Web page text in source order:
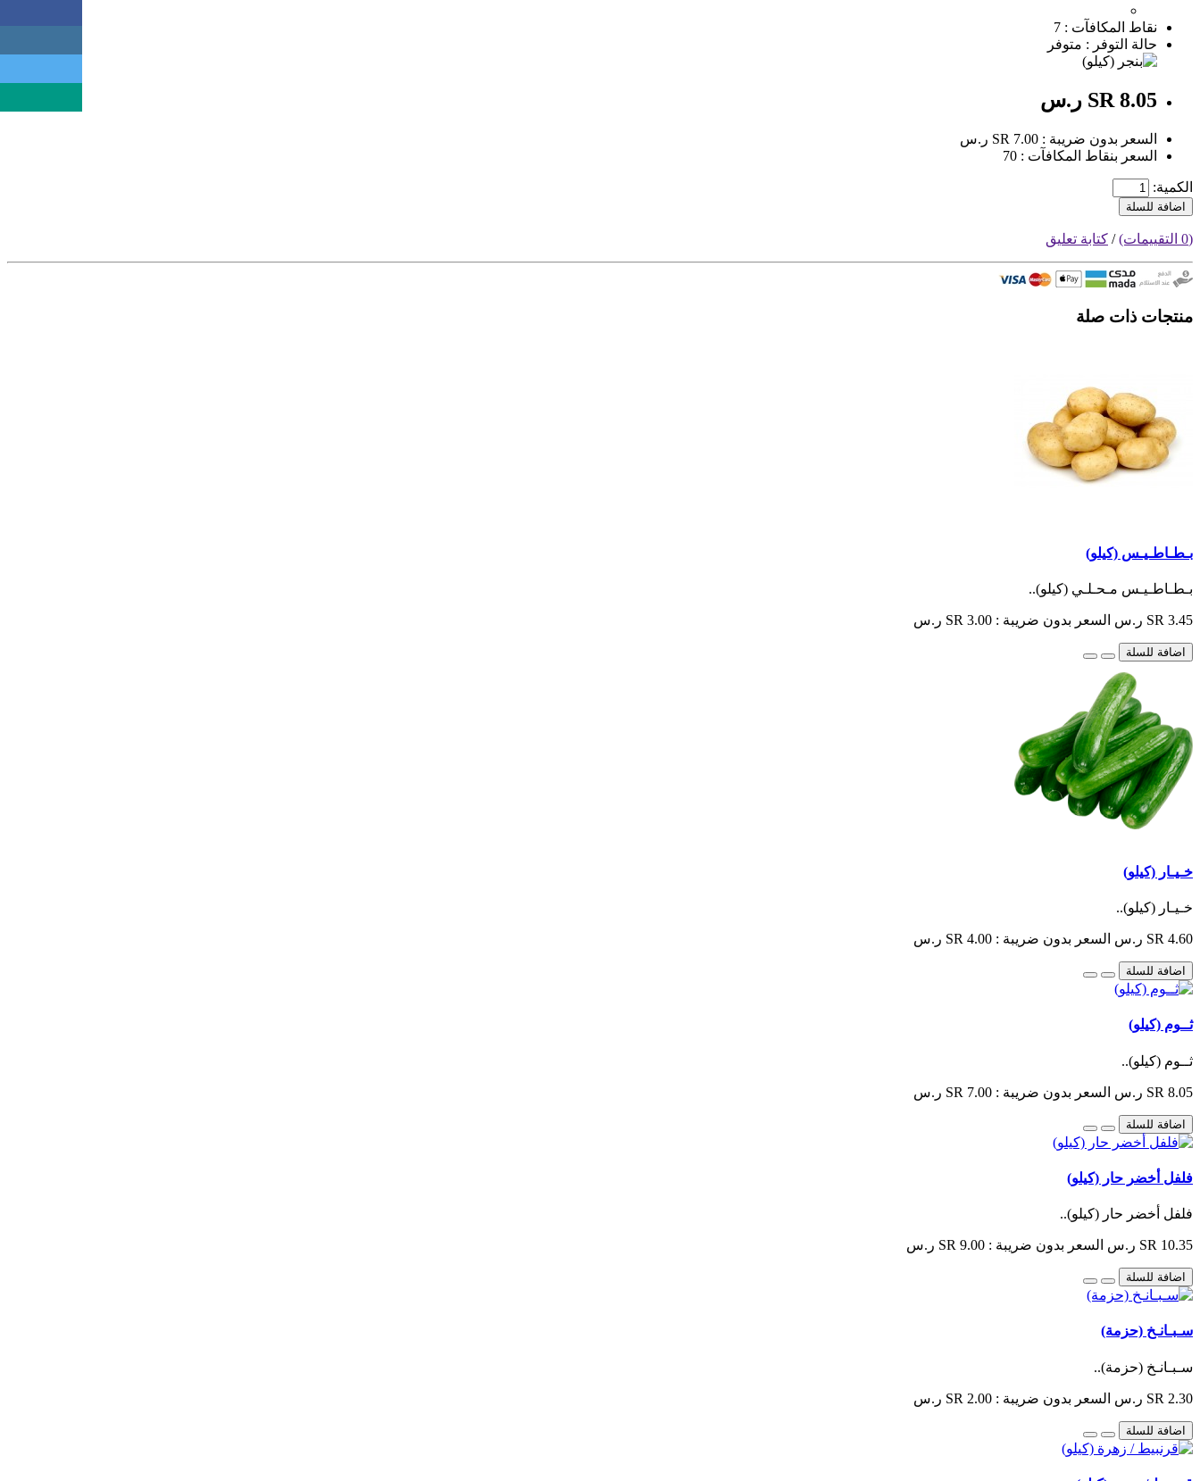
نقاط المكافآت : 7
حالة التوفر : متوفر
SR 8.05 ر.س
السعر بدون ضريبة : SR 7.00 ر.س
السعر بنقاط المكافآت : 70
الكمية:
اضافة للسلة
(0 التقييمات) / كتابة تعليق
منتجات ذات صلة
بـطـاطـيـس (كيلو)
بـطـاطـيـس مـحـلـي (كيلو)..
SR 3.45 ر.س السعر بدون ضريبة : SR 3.00 ر.س
اضافة للسلة
خـيـار (كيلو)
خـيـار (كيلو)..
SR 4.60 ر.س السعر بدون ضريبة : SR 4.00 ر.س
اضافة للسلة
ثــوم (كيلو)
ثــوم (كيلو)..
SR 8.05 ر.س السعر بدون ضريبة : SR 7.00 ر.س
اضافة للسلة
فلفل أخضر حار (كيلو)
فلفل أخضر حار (كيلو)..
SR 10.35 ر.س السعر بدون ضريبة : SR 9.00 ر.س
اضافة للسلة
سـبـانـخ (حزمة)
سـبـانـخ (حزمة)..
SR 2.30 ر.س السعر بدون ضريبة : SR 2.00 ر.س
اضافة للسلة